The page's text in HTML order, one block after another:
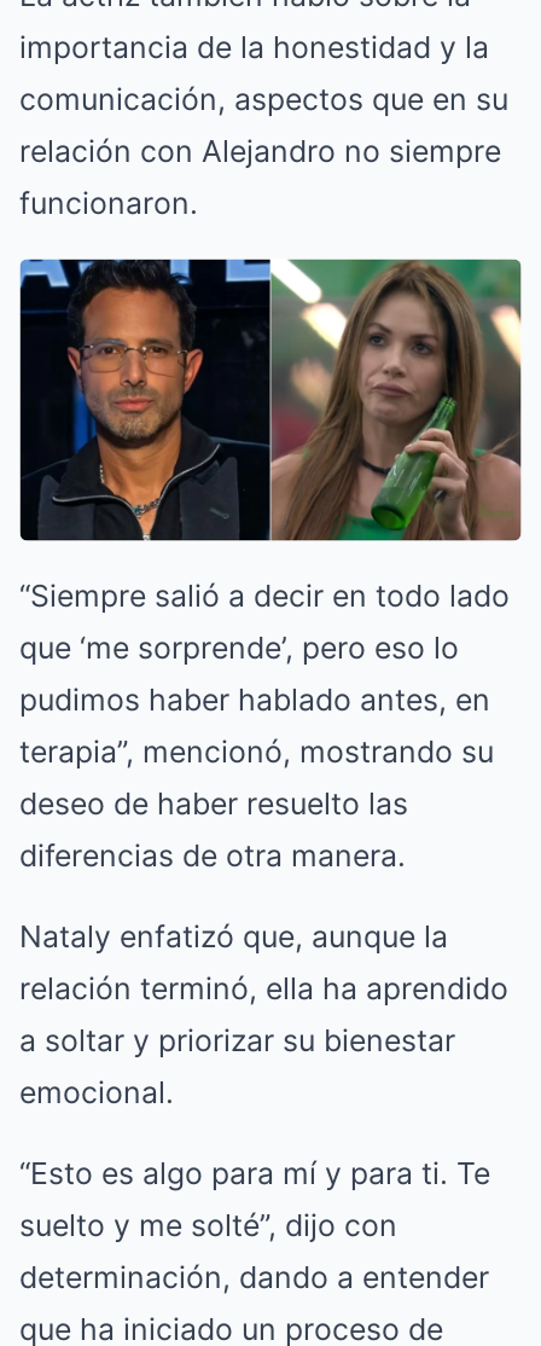
importancia de la honestidad y la
comunicación, aspectos que en su
relación con Alejandro no siempre
funcionaron.
“Siempre salió a decir en todo lado
que ‘me sorprende’, pero eso lo
pudimos haber hablado antes, en
terapia”, mencionó, mostrando su
deseo de haber resuelto las
diferencias de otra manera.
Nataly enfatizó que, aunque la
relación terminó, ella ha aprendido
a soltar y priorizar su bienestar
emocional.
“Esto es algo para mí y para ti. Te
suelto y me solté”, dijo con
determinación, dando a entender
que ha iniciado un proceso de